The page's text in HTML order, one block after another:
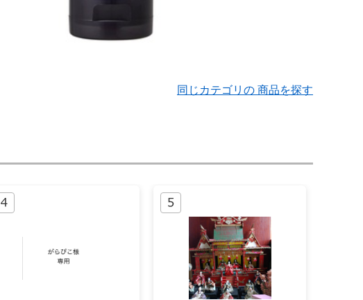
同じカテゴリの 商品を探す